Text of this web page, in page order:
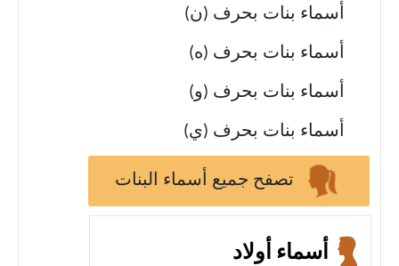
أسماء بنات بحرف (ن)
أسماء بنات بحرف (ه)
أسماء بنات بحرف (و)
أسماء بنات بحرف (ي)
تصفح جميع أسماء البنات
أسماء أولاد